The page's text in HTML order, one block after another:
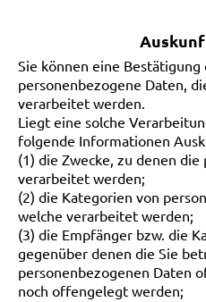
Sie können eine
personenbezogene Daten,
verarbeitet werden.
Liegt eine solche
folgende Informationen
(1) die Zwecke, zu denen
verarbeitet werden;
(2) die Kategorien von
welche verarbeitet werden;
(3) die Empfänger bzw. die
gegenüber denen die Sie
personenbezogenen Daten
noch offengelegt werden;